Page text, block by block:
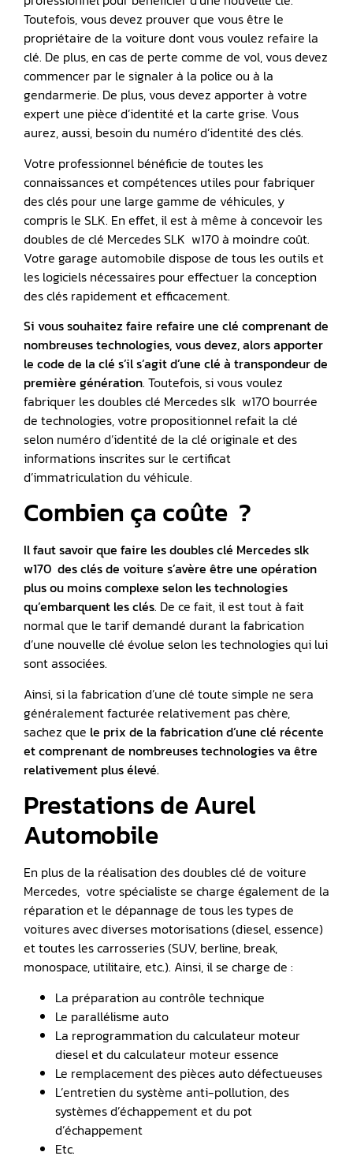
Toutefois, vous devez prouver que vous être le
propriétaire de la voiture dont vous voulez refaire la
clé. De plus, en cas de perte comme de vol, vous devez
commencer par le signaler à la police ou à la
gendarmerie. De plus, vous devez apporter à votre
expert une pièce d’identité et la carte grise. Vous
aurez, aussi, besoin du numéro d’identité des clés.
Votre professionnel bénéficie de toutes les
connaissances et compétences utiles pour fabriquer
des clés pour une large gamme de véhicules, y
compris le SLK. En effet, il est à même à concevoir les
doubles de clé Mercedes SLK w170 à moindre coût.
Votre garage automobile dispose de tous les outils et
les logiciels nécessaires pour effectuer la conception
des clés rapidement et efficacement.
Si vous souhaitez faire refaire une clé comprenant de
nombreuses technologies, vous devez, alors apporter
le code de la clé s’il s’agit d’une clé à transpondeur de
première génération. Toutefois, si vous voulez
fabriquer les doubles clé Mercedes slk w170 bourrée
de technologies, votre propositionnel refait la clé
selon numéro d’identité de la clé originale et des
informations inscrites sur le certificat
d’immatriculation du véhicule.
Combien ça coûte ?
Il faut savoir que faire les doubles clé Mercedes slk
w170 des clés de voiture s’avère être une opération
plus ou moins complexe selon les technologies
qu’embarquent les clés. De ce fait, il est tout à fait
normal que le tarif demandé durant la fabrication
d’une nouvelle clé évolue selon les technologies qui lui
sont associées.
Ainsi, si la fabrication d’une clé toute simple ne sera
généralement facturée relativement pas chère,
sachez que le prix de la fabrication d’une clé récente
et comprenant de nombreuses technologies va être
relativement plus élevé.
Prestations de Aurel
Automobile
En plus de la réalisation des doubles clé de voiture
Mercedes, votre spécialiste se charge également de la
réparation et le dépannage de tous les types de
voitures avec diverses motorisations (diesel, essence)
et toutes les carrosseries (SUV, berline, break,
monospace, utilitaire, etc.). Ainsi, il se charge de :
La préparation au contrôle technique
Le parallélisme auto
La reprogrammation du calculateur moteur
diesel et du calculateur moteur essence
Le remplacement des pièces auto défectueuses
L’entretien du système anti-pollution, des
systèmes d’échappement et du pot
d’échappement
Etc.